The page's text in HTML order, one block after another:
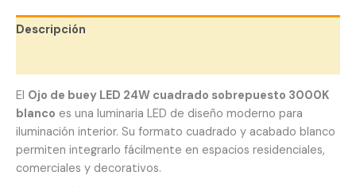
Descripción
El Ojo de buey LED 24W cuadrado sobrepuesto 3000K
blanco es una luminaria LED de diseño moderno para
iluminación interior. Su formato cuadrado y acabado blanco
permiten integrarlo fácilmente en espacios residenciales,
comerciales y decorativos.